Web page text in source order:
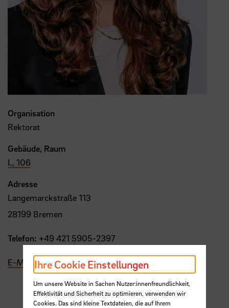
Organisation
Rektorat
Gebäude, Raum
L, 106
Adresse
Langemarckstraße 113
28199 Bremen
Telefon: +49 421 5905-2397
E-Mail Ihre Cookie Einstellungen
Um unsere Website in Sachen Nutzer:innenfreundlichkeit,
Effektivität und Sicherheit zu optimieren, verwenden wir
Cookies. Das sind kleine Textdateien, die auf Ihrem